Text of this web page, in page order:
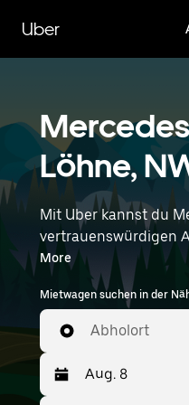
zum
Hauptinhalt
Uber
Löhne,
Mit Uber kannst du
vertrauenswürdigen
durchstöbern. Finde
von Mercedes für
tägliche Fahrten.
Stil priorisierst: Hier
deinen Wünschen entsprechen.
und
Lippstadt Airport) ein,
More
Mietwagen suchen in der
Abholort